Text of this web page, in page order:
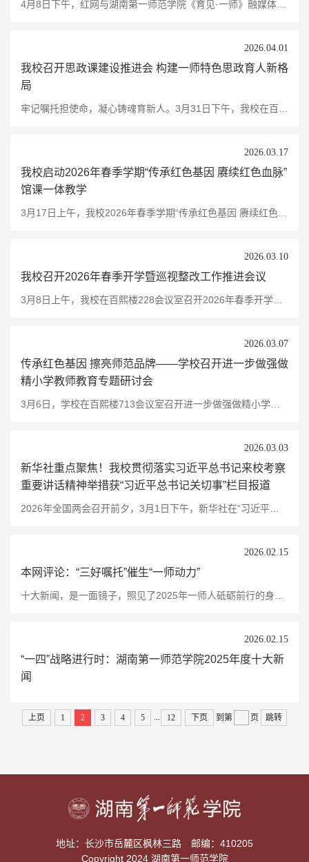
2026.04.01
我校召开思政课建设推进会 构建一师特色思政育人新格
局
2026.03.17
我校启动2026年春季学期“传承红色基因 赓续红色血脉”
馆课一体教学
2026.03.10
我校召开2026年春季开学暨巡视整改工作推进会议
2026.03.07
传承红色基因 擦亮师范品牌——学校召开进一步做强做
精小学教师教育专题研讨会
2026.03.03
新华社重点聚焦！我校贯彻落实习近平总书记来校考察
重要讲话精神举措获“习近平总书记关切事”栏目报道
2026.02.15
本网评论：“三好嘱托”催生“一师动力”
2026.02.15
“一四”战略进行时：湖南第一师范学院2025年度十大新
闻
上页 1 2 3 4 5 12 下页 到第 页 跳转
地址：长沙市岳麓区枫林三路
邮编：410205
Copyright 2024 湖南第一师范学院